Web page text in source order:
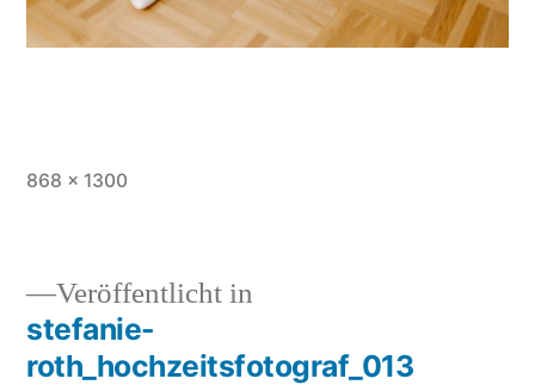
Vollständige
868 × 1300
Beitragsnavigation
Veröffentlicht in
stefanie-
roth_hochzeitsfotograf_013